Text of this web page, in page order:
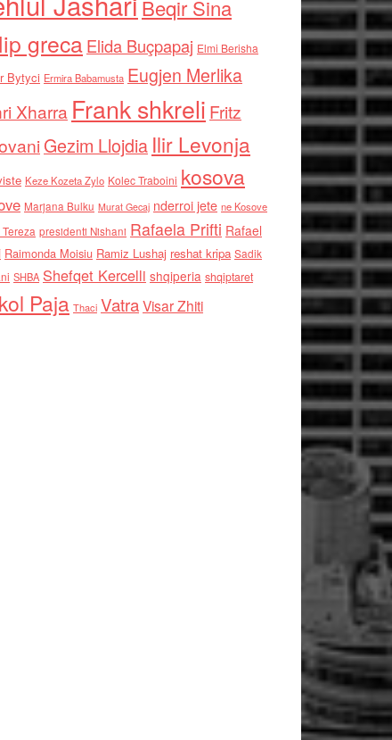
Beqir Sina
grecaElida Buçpapaj Elmi Berisha
Bytyci Ermira Babamusta Eugjen Merlika
Xharra Frank shkreli Fritz
Gezim Llojdia Ilir Levonja
Keze Kozeta Zylo Kolec Traboini kosova
Marjana Bulku Murat Gecaj nderroi jete ne Kosove
presidenti Nishani Rafaela Prifti Rafael
Raimonda Moisiu Ramiz Lushaj reshat kripa Sadik
SHBA Shefqet Kercelli shqiperia shqiptaret
Paja Thaci VatraVisar Zhiti